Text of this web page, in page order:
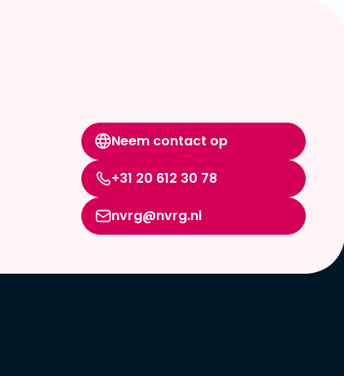
Neem contact op
+31 20 612 30 78
nvrg@nvrg.nl